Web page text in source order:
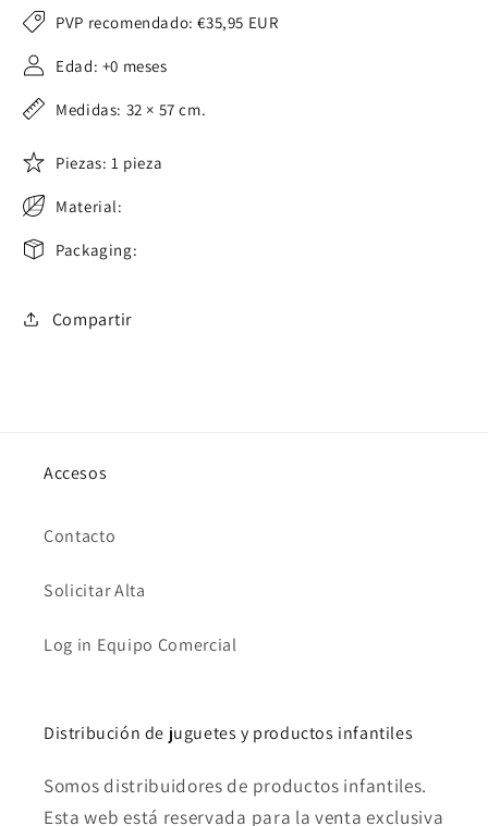
PVP recomendado:€35,95 EUR
Edad: +0 meses
Medidas: 32 × 57 cm.
Piezas: 1 pieza
Material:
Packaging:
Compartir
Accesos
Contacto
Solicitar Alta
Log in Equipo Comercial
Distribución de juguetes y productos infantiles
Somos distribuidores de productos infantiles.
Esta web está reservada para la venta exclusiva